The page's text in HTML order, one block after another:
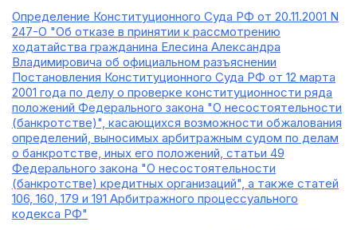
Определение Конституционного Суда РФ от 20.11.2001 N
247-О "Об отказе в принятии к рассмотрению
ходатайства гражданина Елесина Александра
Владимировича об официальном разъяснении
Постановления Конституционного Суда РФ от 12 марта
2001 года по делу о проверке конституционности ряда
положений Федерального закона "О несостоятельности
(банкротстве)", касающихся возможности обжалования
определений, выносимых арбитражным судом по делам
о банкротстве, иных его положений, статьи 49
Федерального закона "О несостоятельности
(банкротстве) кредитных организаций", а также статей
106, 160, 179 и 191 Арбитражного процессуального
кодекса РФ"